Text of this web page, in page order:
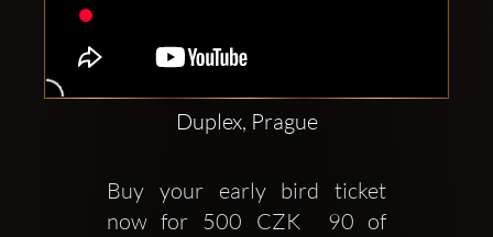
Duplex, Prague
Buy your early bird ticket
now for 500 CZK  90 of